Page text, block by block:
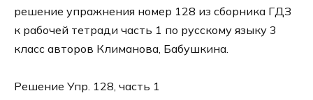
решение упражнения номер 128 из сборника ГДЗ
к рабочей тетради часть 1 по русскому языку 3
класс авторов Климанова, Бабушкина.
Решение Упр. 128, часть 1